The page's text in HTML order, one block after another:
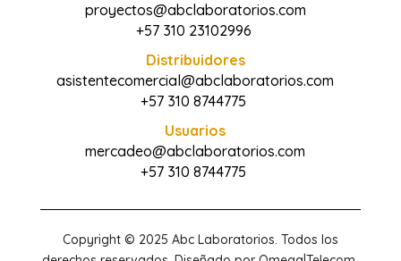
proyectos@abclaboratorios.com
+57 310 23102996
Distribuidores
asistentecomercial@abclaboratorios.com
+57 310 8744775
Usuarios
mercadeo@abclaboratorios.com
+57 310 8744775
Copyright © 2025 Abc Laboratorios. Todos los